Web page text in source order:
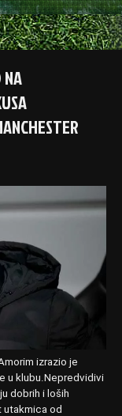
NA
izrazio je
u klubu.Nepredvidivi
dobrih i loših
utakmica od